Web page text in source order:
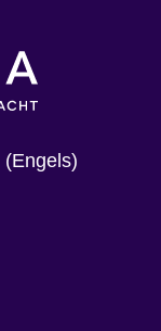
(Engels)